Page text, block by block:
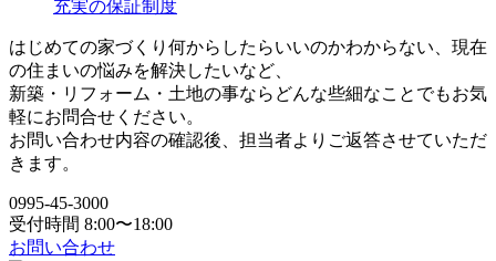
充実の保証制度
はじめての家づくり何からしたらいいのかわからない、現在
の住まいの悩みを解決したいなど、
新築・リフォーム・土地の事ならどんな些細なことでもお気
軽にお問合せください。
お問い合わせ内容の確認後、担当者よりご返答させていただ
きます。
0995-45-3000
受付時間 8:00〜18:00
お問い合わせ